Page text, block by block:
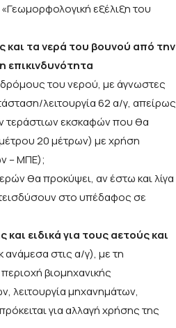
εξέλιξη του
και τα νερά του βουνού από την
επικινδυνότητα
του νερού, με άγνωστες
λειτουργία 62 α/γ, απείρως
τεράστιων εκσκαφών που θα
20 μέτρων) με χρήση
– ΜΠΕ);
θα προκύψει, αν έστω και λίγα
στο υπέδαφος σε
ειδικά για τους αετούς και
ανάμεσα στις α/γ), με τη
βιομηχανικής
λειτουργία μηχανημάτων,
για αλλαγή χρήσης της